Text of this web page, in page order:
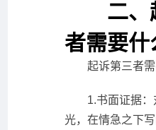
二、
者需要什
起诉第三者需
1.书面证据：
光，在情急之下